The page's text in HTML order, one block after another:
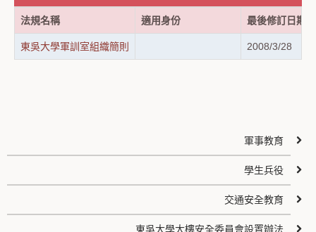
法規名稱 適用身份 最後修訂日期
東吳大學軍訓室組織簡則 2008/3/28
軍事教育
學生兵役
交通安全教育
東吳大學大樓安全委員會設置辦法